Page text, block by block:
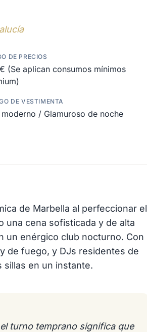
DE PRECIOS
(Se aplican consumos mínimos
DE VESTIMENTA
moderno / Glamuroso de noche
de Marbella al perfeccionar el
una cena sofisticada y de alta
un enérgico club nocturno. Con
de fuego, y DJs residentes de
sillas en un instante.
turno temprano significa que